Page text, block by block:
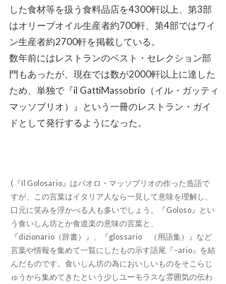
した食材等を扱う食料品店を4300軒以上、第3部
はオリーブオイル生産者約700軒、第4部ではワイ
ン生産者約2700軒を掲載している。
数年前にはレストランのベスト・セレクション部
門もあったが、現在では数が2000軒以上に達した
ため、単独で『il GattiMassobrio（イル・ガッティ
マッソブリオ）』という一冊のレストラン・ガイ
ドとして発行するようになった。
(『Il Golosario』はパオロ・マッソブリオの作った造語で
すが、この言葉はイタリア人なら一見して意味を理解し、
口元に笑みを浮かべる人も多いでしょう。『Goloso』とい
う食いしん坊とか食道楽の意味の言葉と、
『dizionario（辞書）』、『glossario （用語集）』など
言葉や情報を集めて一覧にしたもの示す語尾『−ario』を結
んだものです。食いしん坊の為においしいものをそこらじ
ゅうから集めてきたという少しユーモラスな雰囲気の伝わ